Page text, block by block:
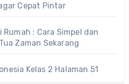
Cepat Pintar
: Cara Simpel dan
Zaman Sekarang
Kelas 2 Halaman 51